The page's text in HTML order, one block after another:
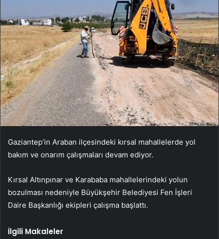
Gaziantep’in Araban ilçesindeki kırsal mahallelerde yol
bakım ve onarım çalışmaları devam ediyor.
Kırsal Altınpınar ve Karababa mahallelerindeki yolun
bozulması nedeniyle Büyükşehir Belediyesi Fen İşleri
Daire Başkanlığı ekipleri çalışma başlattı.
İlgili Makaleler